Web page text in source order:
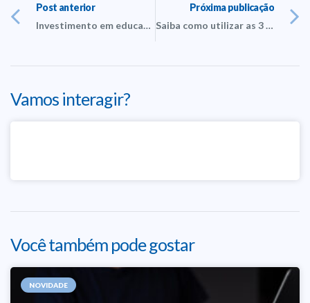
Post anterior
Investimento em educação corporativa digital é tendência em 2021
Próxima publicação
Saiba como utilizar as 3 principais fórmulas do Excel
Vamos interagir?
Você também pode gostar
NOVIDADE